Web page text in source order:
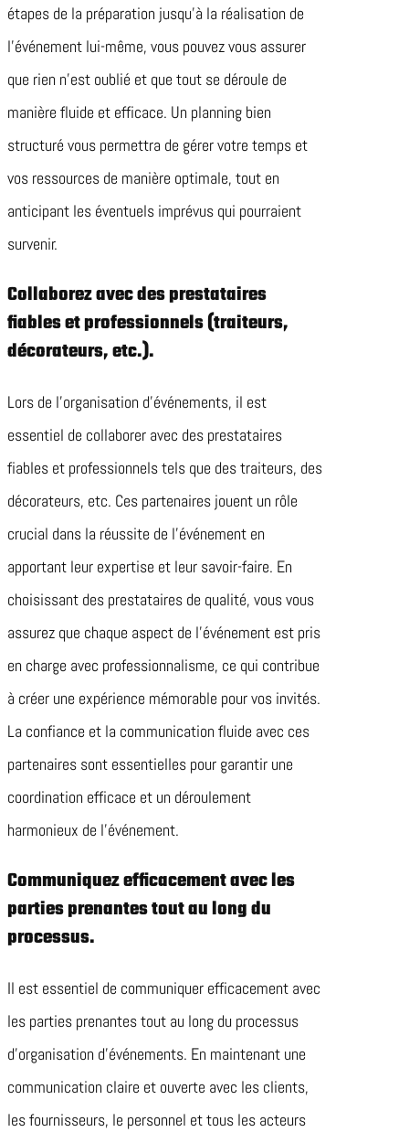
étapes de la préparation jusqu’à la réalisation de
l’événement lui-même, vous pouvez vous assurer
que rien n’est oublié et que tout se déroule de
manière fluide et efficace. Un planning bien
structuré vous permettra de gérer votre temps et
vos ressources de manière optimale, tout en
anticipant les éventuels imprévus qui pourraient
survenir.
Collaborez avec des prestataires
fiables et professionnels (traiteurs,
décorateurs, etc.).
Lors de l’organisation d’événements, il est
essentiel de collaborer avec des prestataires
fiables et professionnels tels que des traiteurs, des
décorateurs, etc. Ces partenaires jouent un rôle
crucial dans la réussite de l’événement en
apportant leur expertise et leur savoir-faire. En
choisissant des prestataires de qualité, vous vous
assurez que chaque aspect de l’événement est pris
en charge avec professionnalisme, ce qui contribue
à créer une expérience mémorable pour vos invités.
La confiance et la communication fluide avec ces
partenaires sont essentielles pour garantir une
coordination efficace et un déroulement
harmonieux de l’événement.
Communiquez efficacement avec les
parties prenantes tout au long du
processus.
Il est essentiel de communiquer efficacement avec
les parties prenantes tout au long du processus
d’organisation d’événements. En maintenant une
communication claire et ouverte avec les clients,
les fournisseurs, le personnel et tous les acteurs